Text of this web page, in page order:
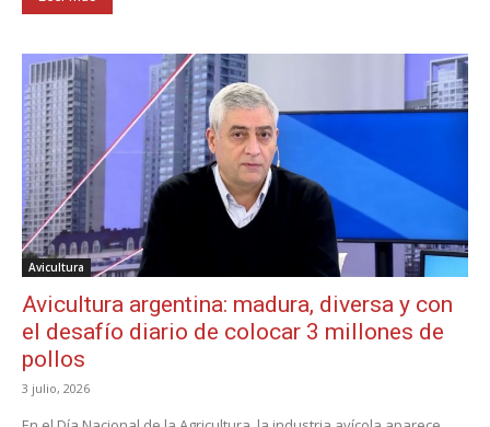
Avicultura
Avicultura argentina: madura, diversa y con
el desafío diario de colocar 3 millones de
pollos
3 julio, 2026